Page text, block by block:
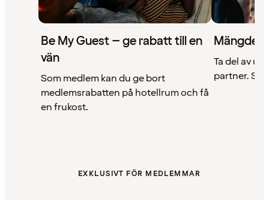
Be My Guest – ge rabatt till en
vän
Som medlem kan du ge bort
medlemsrabatten på hotellrum och få
en frukost.
Mängder
Ta del av
partner. Se
EXKLUSIVT FÖR MEDLEMMAR